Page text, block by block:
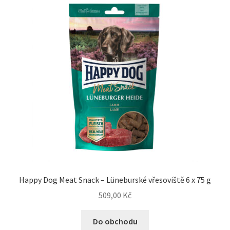
N&D Farmina pro kočky — Italské holistic krmivo
Odpočívadla pro kočky
Pamlsky pro kočky
Purizon pro kočky
Royal Canin pro kočky
Škrabadla pro kočky
Vše pro psy — Krmivo, doplňky, vybavení
Happy Dog Meat Snack – Lüneburské vřesoviště 6 x 75 g
509,00 Kč
Do obchodu